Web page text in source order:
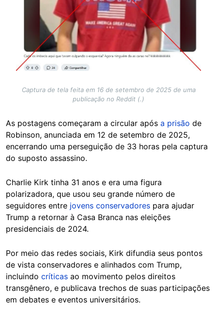
Captura de tela feita em 16 de setembro de 2025 de uma
publicação no Reddit (.)
As postagens começaram a circular após a prisão de
Robinson, anunciada em 12 de setembro de 2025,
encerrando uma perseguição de 33 horas pela captura
do suposto assassino.
Charlie Kirk tinha 31 anos e era uma figura
polarizadora, que usou seu grande número de
seguidores entre jovens conservadores para ajudar
Trump a retornar à Casa Branca nas eleições
presidenciais de 2024.
Por meio das redes sociais, Kirk difundia seus pontos
de vista conservadores e alinhados com Trump,
incluindo críticas ao movimento pelos direitos
transgênero, e publicava trechos de suas participações
em debates e eventos universitários.